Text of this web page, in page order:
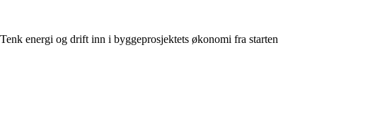
Tenk energi og drift inn i byggeprosjektets økonomi fra starten